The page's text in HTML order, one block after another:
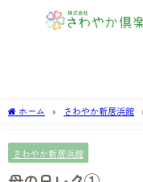
ホーム さわやか新居浜館
さわやか新居浜館